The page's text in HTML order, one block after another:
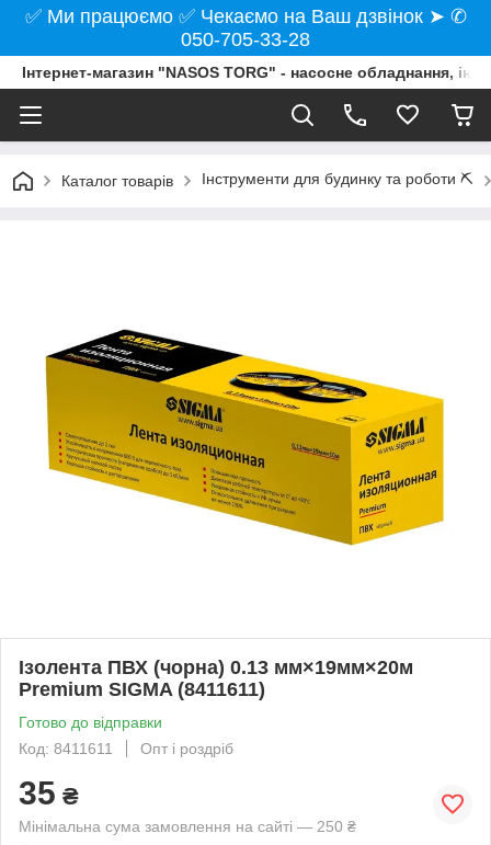
✅ Ми працюємо ✅ Чекаємо на Ваш дзвінок ➤ ✆
050-705-33-28
Інтернет-магазин "NASOS TORG" - насосне обладнання,
Каталог товарів Інструменти для будинку та роботи ⛏️
Ізолента ПВХ (чорна) 0.13 мм×19мм×20м
Premium SIGMA (8411611)
Готово до відправки
Код: 8411611
Опт і роздріб
35 ₴
Мінімальна сума замовлення на сайті — 250 ₴